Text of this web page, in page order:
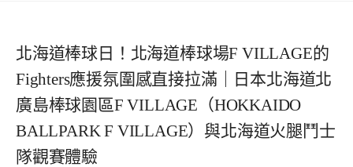
北海道棒球日！北海道棒球場F VILLAGE的
Fighters應援氛圍感直接拉滿｜日本北海道北
廣島棒球園區F VILLAGE（HOKKAIDO
BALLPARK F VILLAGE）與北海道火腿鬥士
隊觀賽體驗